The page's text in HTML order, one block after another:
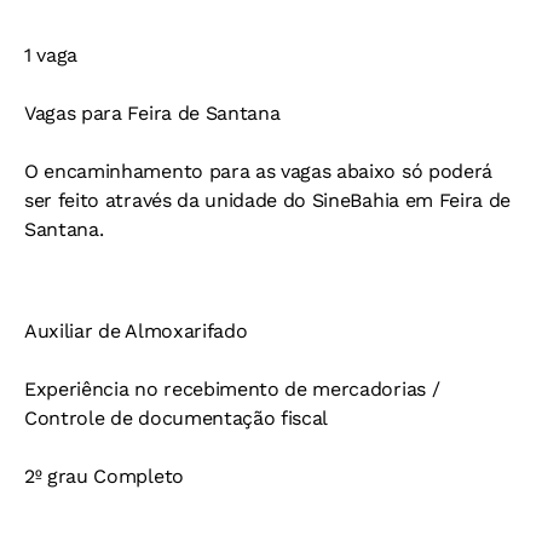
1 vaga
Vagas para Feira de Santana
O encaminhamento para as vagas abaixo só poderá
ser feito através da unidade do SineBahia em Feira de
Santana.
Auxiliar de Almoxarifado
Experiência no recebimento de mercadorias /
Controle de documentação fiscal
2º grau Completo